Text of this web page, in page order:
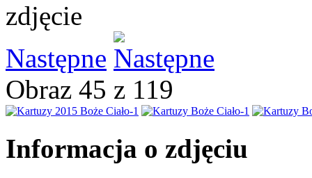
Następne
Obraz 45 z 119
Informacja o zdjęciu